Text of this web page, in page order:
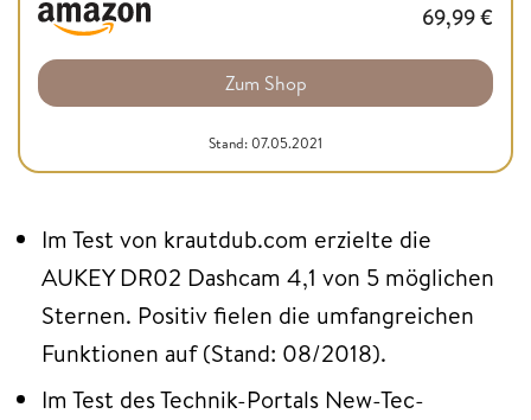
69,99€
Zum Shop
Stand: 07.05.2021
Im Test von krautdub.com erzielte die
AUKEY DR02 Dashcam 4,1 von 5 möglichen
Sternen. Positiv fielen die umfangreichen
Funktionen auf (Stand: 08/2018).
Im Test des Technik-Portals New-Tec-